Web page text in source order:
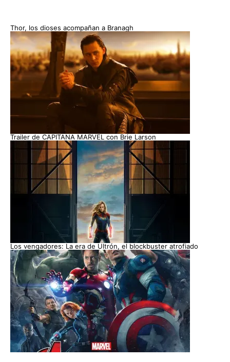
Thor, los dioses acompañan a Branagh
Trailer de CAPITANA MARVEL con Brie Larson
Los vengadores: La era de Ultrón, el blockbuster atrofiado